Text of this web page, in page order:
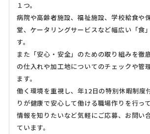
１つ。
病院や高齢者施設、福祉施設、学校給食や
堂、ケータリングサービスなど幅広い「食
す。
また「安心・安全」のための取り組みを徹
の仕入れや加工地についてのチェックや管
ます。
働く環境を重視し、年12日の特別休暇制度
りが健康で安心して働ける職場作りを行って
情報を知りたいなど気軽にご応募、お問い
ています。